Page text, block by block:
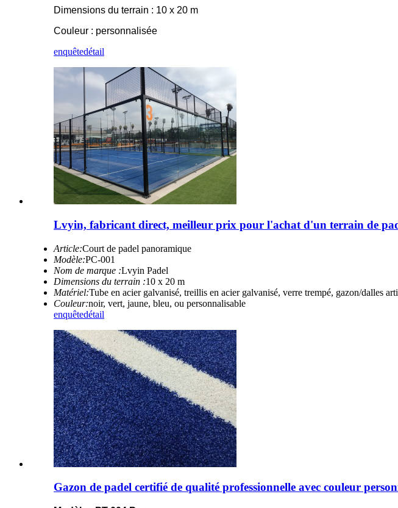
Dimensions du terrain : 10 x 20 m
Couleur : personnalisée
enquêtedétail
Lvyin, fabricant direct, meilleur prix pour l'achat d'un terrain de
Article:Court de padel panoramique
Modèle:PC-001
Nom de marque :Lvyin Padel
Dimensions du terrain :10 x 20 m
Matériel:Tube en acier galvanisé, treillis en acier galvanisé, verre trempé, gazon/dalles
Couleur:noir, vert, jaune, bleu, ou personnalisable
enquêtedétail
Gazon de padel certifié de qualité professionnelle avec couleur